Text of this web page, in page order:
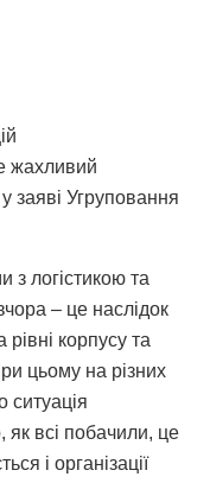
жахливий
заяві Угруповання
з логістикою та
– це наслідок
корпусу та
цьому на різних
ситуація
як всі побачили, це
і організації